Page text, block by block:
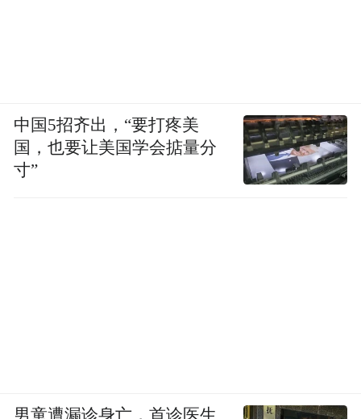
中国5招齐出，“要打疼美
国，也要让美国学会掂量分
寸”
男童遭漏诊身亡，首诊医生